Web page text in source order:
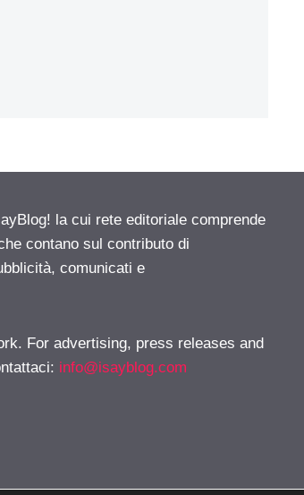
la cui rete editoriale comprende
contano sul contributo di
comunicati e
For advertising, press releases and
: info@isayblog.com